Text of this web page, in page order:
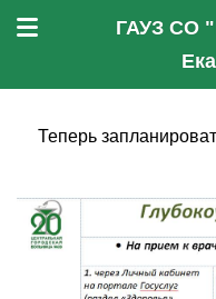
ГАУЗ СО
Теперь